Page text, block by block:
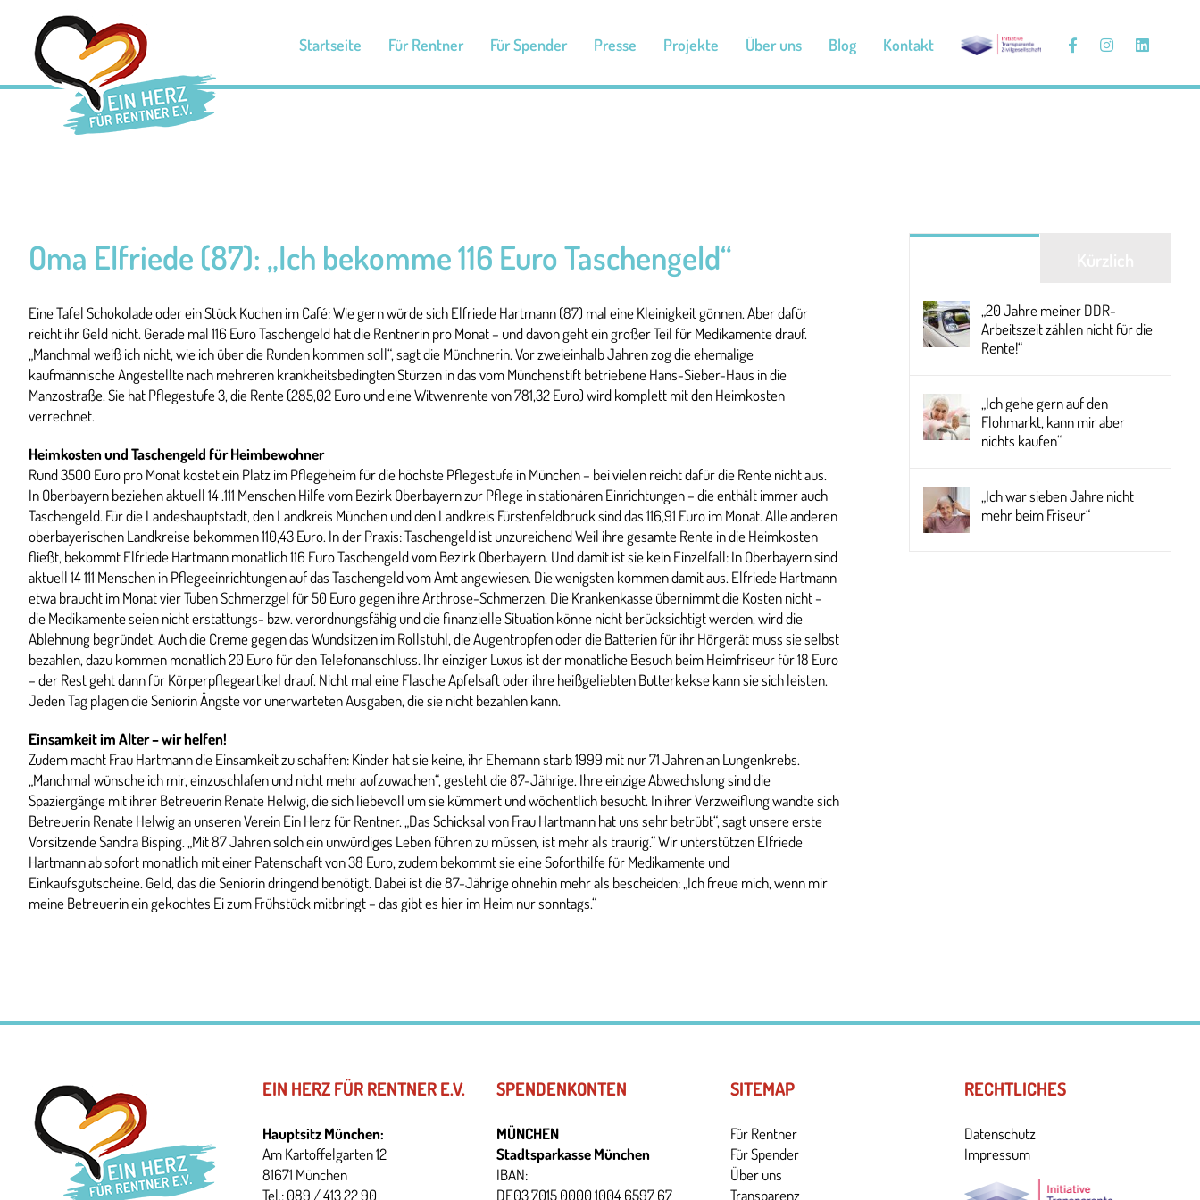
springen
Startseite Für Rentner Für Spender Presse Projekte Über uns Blog Kontakt
Oma Elfriede (87): „Ich bekomme 116 Euro Taschengeld“
Eine Tafel Schokolade oder ein Stück Kuchen im Café: Wie gern würde sich Elfriede Hartmann (87) mal eine Kleinigkeit gönnen. Aber dafür
reicht ihr Geld nicht. Gerade mal 116 Euro Taschengeld hat die Rentnerin pro Monat – und davon geht ein großer Teil für Medikamente drauf.
„Manchmal weiß ich nicht, wie ich über die Runden kommen soll“, sagt die Münchnerin. Vor zweieinhalb Jahren zog die ehemalige
kaufmännische Angestellte nach mehreren krankheitsbedingten Stürzen in das vom Münchenstift betriebene Hans-Sieber-Haus in die
Manzostraße. Sie hat Pflegestufe 3, die Rente (285,02 Euro und eine Witwenrente von 781,32 Euro) wird komplett mit den Heimkosten
verrechnet.
Heimkosten und Taschengeld für Heimbewohner
Rund 3500 Euro pro Monat kostet ein Platz im Pflegeheim für die höchste Pflegestufe in München – bei vielen reicht dafür die Rente nicht aus.
In Oberbayern beziehen aktuell 14 .111 Menschen Hilfe vom Bezirk Oberbayern zur Pflege in stationären Einrichtungen – die enthält immer auch
Taschengeld. Für die Landeshauptstadt, den Landkreis München und den Landkreis Fürstenfeldbruck sind das 116,91 Euro im Monat. Alle anderen
oberbayerischen Landkreise bekommen 110,43 Euro. In der Praxis: Taschengeld ist unzureichend Weil ihre gesamte Rente in die Heimkosten
fließt, bekommt Elfriede Hartmann monatlich 116 Euro Taschengeld vom Bezirk Oberbayern. Und damit ist sie kein Einzelfall: In Oberbayern sind
aktuell 14 111 Menschen in Pflegeeinrichtungen auf das Taschengeld vom Amt angewiesen. Die wenigsten kommen damit aus. Elfriede Hartmann
etwa braucht im Monat vier Tuben Schmerzgel für 50 Euro gegen ihre Arthrose-Schmerzen. Die Krankenkasse übernimmt die Kosten nicht –
die Medikamente seien nicht erstattungs- bzw. verordnungsfähig und die finanzielle Situation könne nicht berücksichtigt werden, wird die
Ablehnung begründet. Auch die Creme gegen das Wundsitzen im Rollstuhl, die Augentropfen oder die Batterien für ihr Hörgerät muss sie selbst
bezahlen, dazu kommen monatlich 20 Euro für den Telefonanschluss. Ihr einziger Luxus ist der monatliche Besuch beim Heimfriseur für 18 Euro
– der Rest geht dann für Körperpflegeartikel drauf. Nicht mal eine Flasche Apfelsaft oder ihre heißgeliebten Butterkekse kann sie sich leisten.
Jeden Tag plagen die Seniorin Ängste vor unerwarteten Ausgaben, die sie nicht bezahlen kann.
Einsamkeit im Alter – wir helfen!
Zudem macht Frau Hartmann die Einsamkeit zu schaffen: Kinder hat sie keine, ihr Ehemann starb 1999 mit nur 71 Jahren an Lungenkrebs.
„Manchmal wünsche ich mir, einzuschlafen und nicht mehr aufzuwachen“, gesteht die 87-Jährige. Ihre einzige Abwechslung sind die
Spaziergänge mit ihrer Betreuerin Renate Helwig, die sich liebevoll um sie kümmert und wöchentlich besucht. In ihrer Verzweiflung wandte sich
Betreuerin Renate Helwig an unseren Verein Ein Herz für Rentner. „Das Schicksal von Frau Hartmann hat uns sehr betrübt“, sagt unsere erste
Vorsitzende Sandra Bisping. „Mit 87 Jahren solch ein unwürdiges Leben führen zu müssen, ist mehr als traurig.“ Wir unterstützen Elfriede
Hartmann ab sofort monatlich mit einer Patenschaft von 38 Euro, zudem bekommt sie eine Soforthilfe für Medikamente und
Einkaufsgutscheine. Geld, das die Seniorin dringend benötigt. Dabei ist die 87-Jährige ohnehin mehr als bescheiden: „Ich freue mich, wenn mir
meine Betreuerin ein gekochtes Ei zum Frühstück mitbringt – das gibt es hier im Heim nur sonntags.“
„20 Jahre meiner DDR-
Arbeitszeit zählen nicht für die
Rente!“
„Ich gehe gern auf den
Flohmarkt, kann mir aber
nichts kaufen“
„Ich war sieben Jahre nicht
mehr beim Friseur“
EIN HERZ FÜR RENTNER E.V.
Hauptsitz München:
Am Kartoffelgarten 12
81671 München
Tel.: 089 / 413 22 90
SPENDENKONTEN
MÜNCHEN
Stadtsparkasse München
IBAN:
DE03 7015 0000 1004 6597 67
SITEMAP
Für Rentner
Für Spender
Über uns
Transparenz
RECHTLICHES
Datenschutz
Impressum